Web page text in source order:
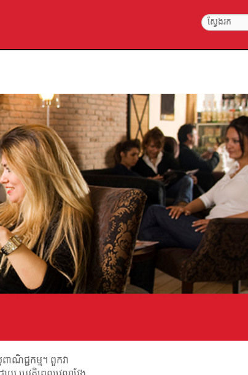
តផល
ណិជ្ជកម្ម។ ពួកវា